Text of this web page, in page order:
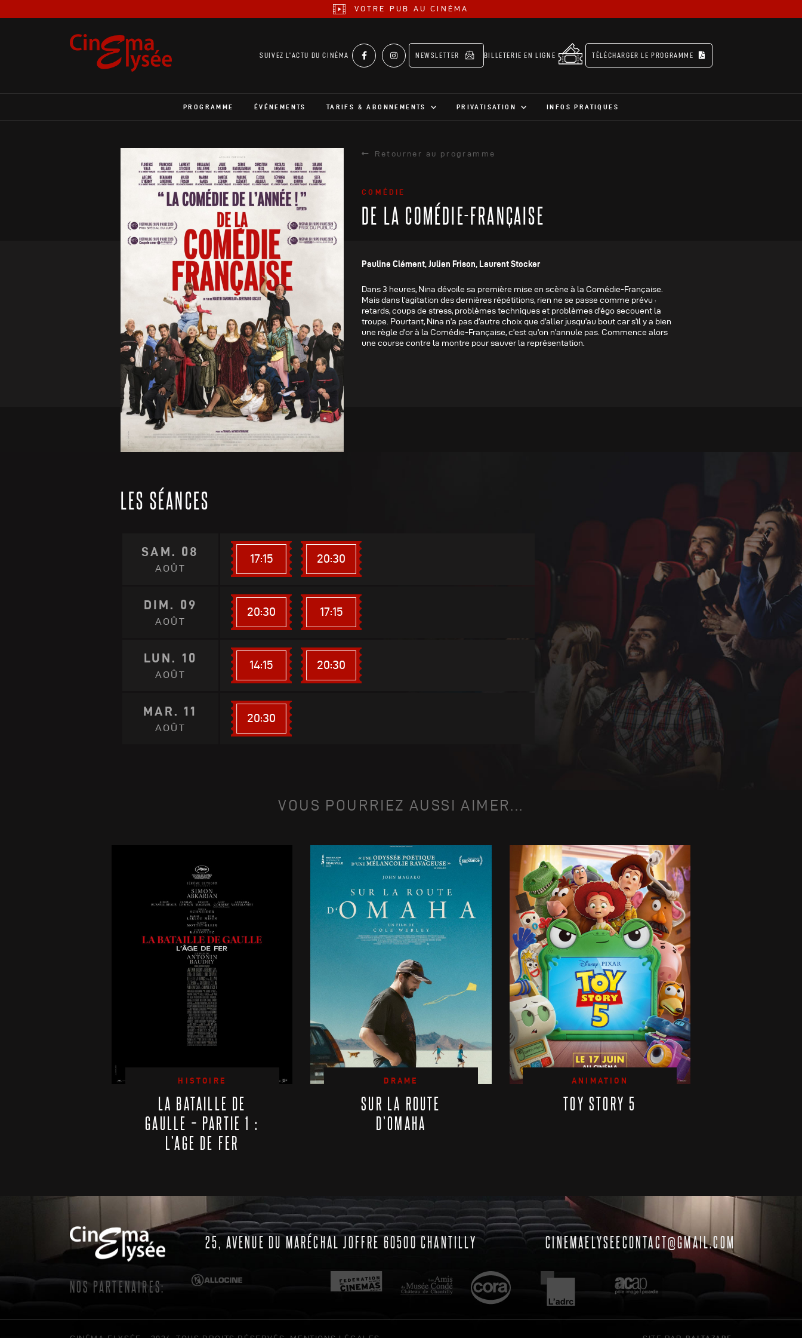
VOTRE PUB AU CINÉMA
SUIVEZ L’ACTU DU CINÉMA NEWSLETTER BILLETERIE EN LIGNE TÉLÉCHARGER LE PROGRAMME
PROGRAMME ÉVÉNEMENTS TARIFS & ABONNEMENTS PRIVATISATION INFOS PRATIQUES
Retourner au programme
COMÉDIE
DE LA COMÉDIE-FRANÇAISE
Pauline Clément, Julien Frison, Laurent Stocker
Dans 3 heures, Nina dévoile sa première mise en scène à la Comédie-Française.
Mais dans l’agitation des dernières répétitions, rien ne se passe comme prévu :
retards, coups de stress, problèmes techniques et problèmes d’égo secouent la
troupe. Pourtant, Nina n’a pas d’autre choix que d’aller jusqu’au bout car s’il y a bien
une règle d’or à la Comédie-Française, c’est qu’on n’annule pas. Commence alors
une course contre la montre pour sauver la représentation.
LES SÉANCES
SAM. 08
AOÛT
17:15 20:30
DIM. 09
AOÛT
20:30 17:15
LUN. 10
AOÛT
14:15 20:30
MAR. 11
AOÛT
20:30
VOUS POURRIEZ AUSSI AIMER...
HISTOIRE
LA BATAILLE DE
GAULLE – PARTIE 1 :
L’AGE DE FER
DRAME
SUR LA ROUTE
D’OMAHA
ANIMATION
TOY STORY 5
25, AVENUE DU MARÉCHAL JOFFRE 60500 CHANTILLY CINEMAELYSEECONTACT@GMAIL.COM
NOS PARTENAIRES: